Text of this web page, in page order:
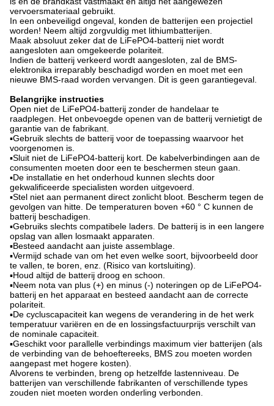
vervoersmateriaal gebruikt.
In een onbeveiligd ongeval, konden de batterijen een projectiel
worden! Neem altijd zorgvuldig met lithiumbatterijen.
Maak absoluut zeker dat de LiFePO4-batterij niet wordt
aangesloten aan omgekeerde polariteit.
Indien de batterij verkeerd wordt aangesloten, zal de BMS-
elektronika irreparably beschadigd worden en moet met een
nieuwe BMS-raad worden vervangen. Dit is geen garantiegeval.
Belangrijke instructies
Open niet de LiFePO4-batterij zonder de handelaar te
raadplegen. Het onbevoegde openen van de batterij vernietigt de
garantie van de fabrikant.
▪Gebruik slechts de batterij voor de toepassing waarvoor het
voorgenomen is.
▪Sluit niet de LiFePO4-batterij kort. De kabelverbindingen aan de
consumenten moeten door een te beschermen steun gaan.
▪De installatie en het onderhoud kunnen slechts door
gekwalificeerde specialisten worden uitgevoerd.
▪Stel niet aan permanent direct zonlicht bloot. Bescherm tegen de
gevolgen van hitte. De temperaturen boven +60 ° C kunnen de
batterij beschadigen.
▪Gebruiks slechts compatibele laders. De batterij is in een langere
opslag van allen losmaakt apparaten.
▪Besteed aandacht aan juiste assemblage.
▪Vermijd schade van om het even welke soort, bijvoorbeeld door
te vallen, te boren, enz. (Risico van kortsluiting).
▪Houd altijd de batterij droog en schoon.
▪Neem nota van plus (+) en minus (-) noteringen op de LiFePO4-
batterij en het apparaat en besteed aandacht aan de correcte
polariteit.
▪De cycluscapaciteit kan wegens de verandering in de het werk
temperatuur variëren en de en lossingsfactuurprijs verschilt van
de nominale capaciteit.
▪Geschikt voor parallelle verbindings maximum vier batterijen (als
de verbinding van de behoeftereeks, BMS zou moeten worden
aangepast met hogere kosten).
Alvorens te verbinden, breng op hetzelfde lastenniveau. De
batterijen van verschillende fabrikanten of verschillende types
zouden niet moeten worden onderling verbonden.